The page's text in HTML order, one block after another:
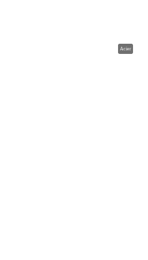
Acier